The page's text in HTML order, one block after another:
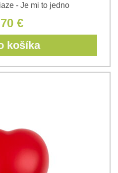
- Je mi to jedno
€
košíka